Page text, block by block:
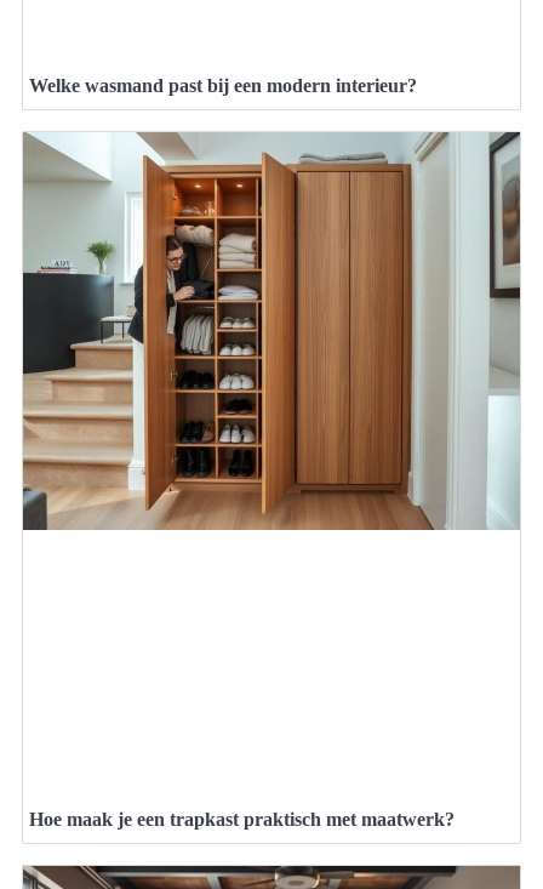
Welke wasmand past bij een modern interieur?
Hoe maak je een trapkast praktisch met maatwerk?